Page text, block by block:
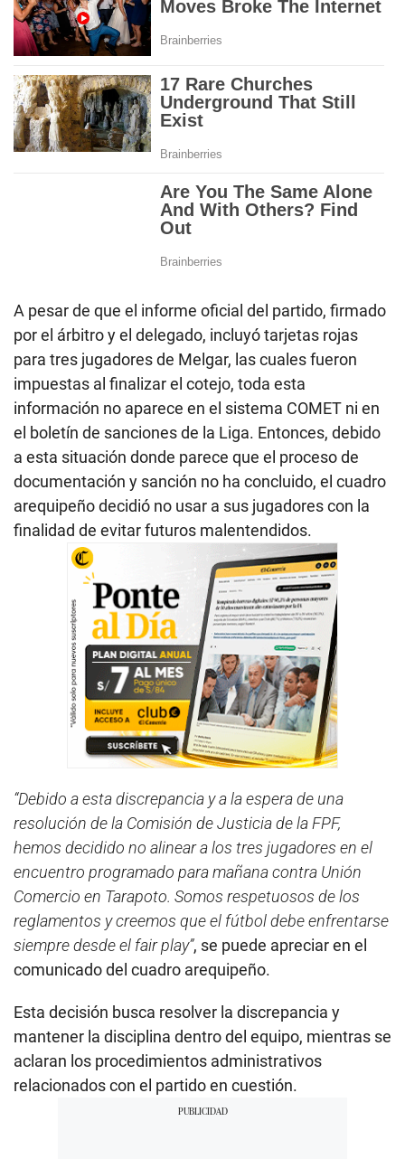
A pesar de que el informe oficial del partido, firmado
por el árbitro y el delegado, incluyó tarjetas rojas
para tres jugadores de Melgar, las cuales fueron
impuestas al finalizar el cotejo, toda esta
información no aparece en el sistema COMET ni en
el boletín de sanciones de la Liga. Entonces, debido
a esta situación donde parece que el proceso de
documentación y sanción no ha concluido, el cuadro
arequipeño decidió no usar a sus jugadores con la
finalidad de evitar futuros malentendidos.
“Debido a esta discrepancia y a la espera de una
resolución de la Comisión de Justicia de la FPF,
hemos decidido no alinear a los tres jugadores en el
encuentro programado para mañana contra Unión
Comercio en Tarapoto. Somos respetuosos de los
reglamentos y creemos que el fútbol debe enfrentarse
siempre desde el fair play”, se puede apreciar en el
comunicado del cuadro arequipeño.
Esta decisión busca resolver la discrepancia y
mantener la disciplina dentro del equipo, mientras se
aclaran los procedimientos administrativos
relacionados con el partido en cuestión.